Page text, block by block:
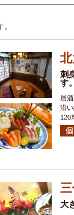
い飲み コスパ
まで営業
県産魚 焼鳥
名 落ち着いた
本酒 鮮魚
ピザ 焼酎
イ
県庁前駅周
オリオン 海
アグー豚
牧志駅周辺
スメ
沖縄そば
刺
す。
居
沿
120
大